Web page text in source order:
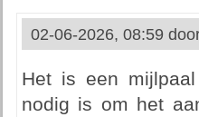
02-06-2026, 08:59
Het is een
nodig is om het